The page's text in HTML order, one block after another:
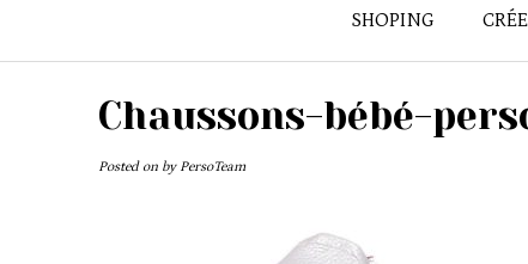
SHOPING
Chaussons-bébé-
Posted on by PersoTeam